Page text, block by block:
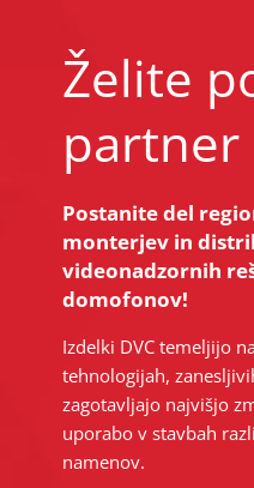
Želite
partner
Postanite del
monterjev in
videonadzornih
domofonov!
Izdelki DVC temeljijo
tehnologijah,
zagotavljajo najvišjo
uporabo v stavbah
namenov.